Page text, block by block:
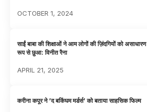
OCTOBER 1, 2024
साईं बाबा की शिक्षाओं ने आम लोगों की ज़िंदगियों को असाधारण
रूप से छुआ: विनीत रैना
APRIL 21, 2025
करीना कपूर ने ’द बकिंघम मर्डर्स’ को बताया साहसिक फिल्म